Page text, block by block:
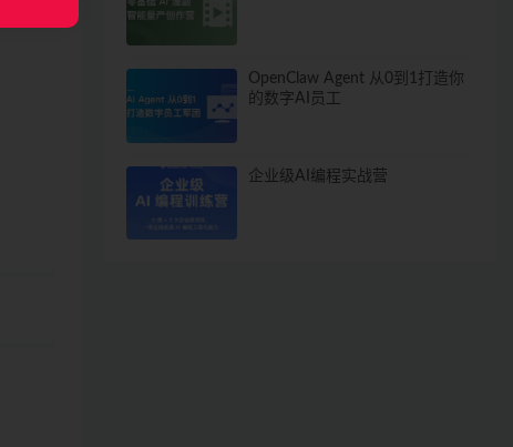
OpenClaw Agent 从0到1打造你
的数字AI员工
企业级AI编程实战营